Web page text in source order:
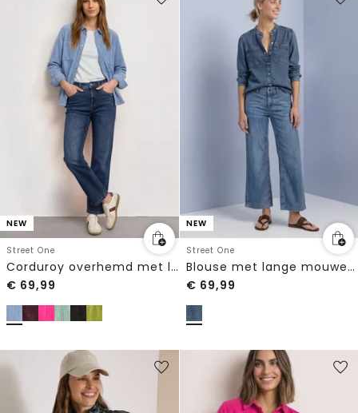
NEW
Street One
Corduroy overhemd met lange mouwen en knopen
€ 69,99
NEW
Street One
Blouse met lange mouwen en borstzakken
€ 69,99